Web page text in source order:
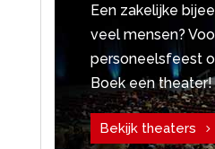
Een zakelijke
veel mensen?
personeelsfeest
Boek een theater!
Bekijk theaters